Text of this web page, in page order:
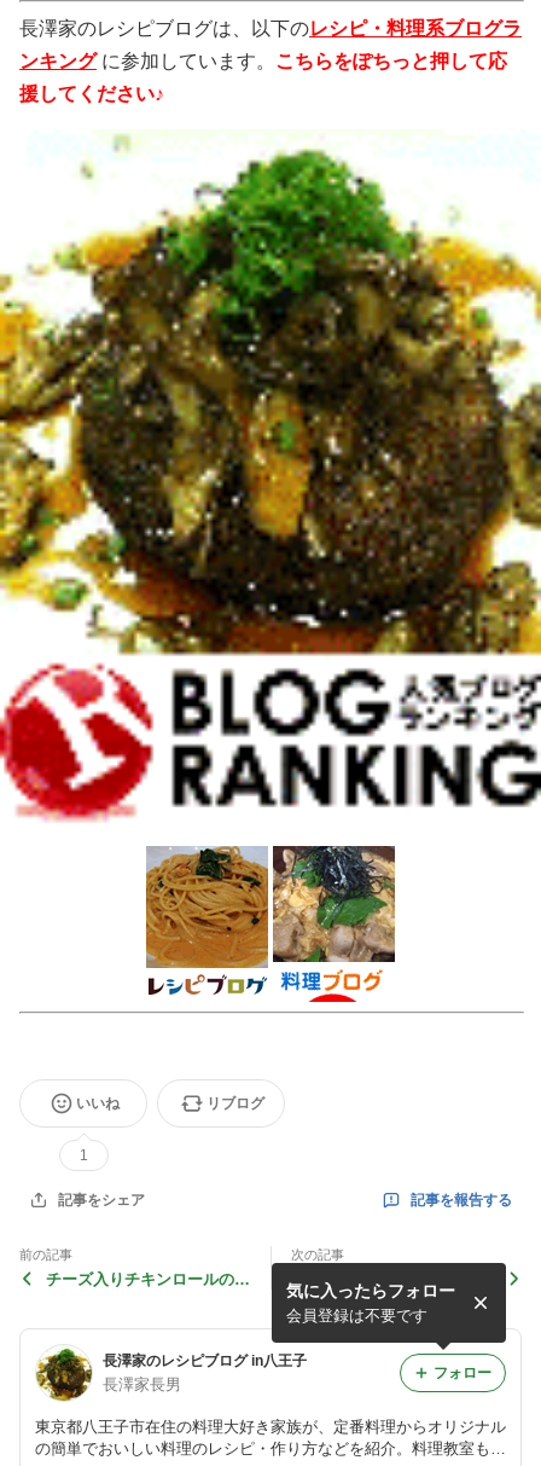
長澤家のレシピブログは、以下のレシピ・料理系ブログラ
ンキング に参加しています。 こちらをぽちっと押して応
援してください♪
いいね
1
リブログ
記事をシェア 記事を報告する
前の記事
チーズ入りチキンロールのレ
次の記事
春の鶏そぼろ三色丼のレシピ
長澤家のレシピブログ in八王子
長澤家長男
東京都八王子市在住の料理大好き家族が、定番料理からオリジナル
の簡単でおいしい料理のレシピ・作り方などを紹介。料理教室も始
気に入ったらフォロー
会員登録は不要です
フォロー